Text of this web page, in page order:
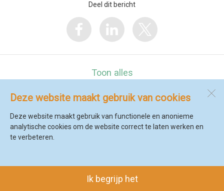
Deze website maakt gebruik van cookies
Deze website maakt gebruik van functionele en anonieme
analytische cookies om de website correct te laten werken en
te verbeteren.
Ik begrijp het
Deel dit bericht
Toon alles
Zwarteweg 13 b
1735 GK 't Veld
SdH Vormgeving | Ziber DS4